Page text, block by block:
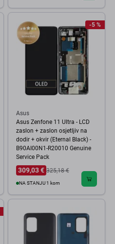
-5 %
Asus
Asus Zenfone 11 Ultra - LCD
zaslon + zaslon osjetljiv na
dodir + okvir (Eternal Black) -
B90AI00N1-R20010 Genuine
Service Pack
309,03 € 325,18 €
NA STANJU 1 kom